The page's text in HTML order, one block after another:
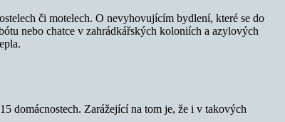
či motelech. O nevyhovujícím bydlení, které se do
nebo chatce v zahrádkářských koloniích a azylových
domácnostech. Zarážející na tom je, že i v takových